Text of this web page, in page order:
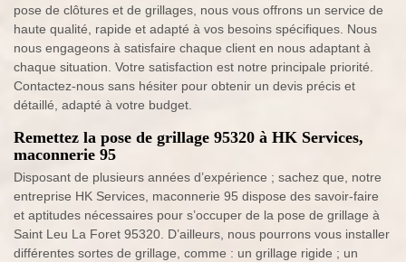
pose de clôtures et de grillages, nous vous offrons un service de
haute qualité, rapide et adapté à vos besoins spécifiques. Nous
nous engageons à satisfaire chaque client en nous adaptant à
chaque situation. Votre satisfaction est notre principale priorité.
Contactez-nous sans hésiter pour obtenir un devis précis et
détaillé, adapté à votre budget.
Remettez la pose de grillage 95320 à HK Services,
maconnerie 95
Disposant de plusieurs années d’expérience ; sachez que, notre
entreprise HK Services, maconnerie 95 dispose des savoir-faire
et aptitudes nécessaires pour s’occuper de la pose de grillage à
Saint Leu La Foret 95320. D’ailleurs, nous pourrons vous installer
différentes sortes de grillage, comme : un grillage rigide ; un